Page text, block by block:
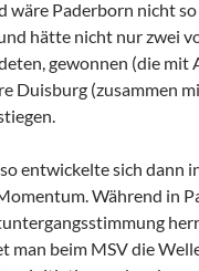
wäre Paderborn nicht
hätte nicht nur zwei
gewonnen (die mit
Duisburg (zusammen
entwickelte sich dann
Während in
man beim MSV die